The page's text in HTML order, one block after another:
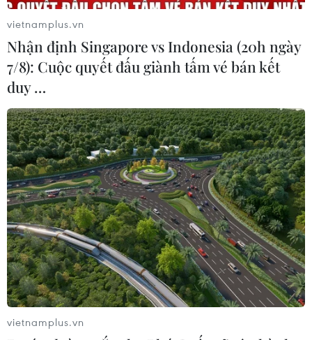
Tháp Bà Ponagar
06/09/2022 07:05
Những năm gần đây, ngành Văn hóa và Thể thao tỉnh
Khánh Hòa đã đưa hoạt động múa Chăm vào trình diễn
thường xuyên tại Di tích Tháp Bà Ponagar ở thành phố
Nha Trang để phục vụ người dân và du khách.
vietnamplus.vn
Nhận định Singapore vs Indonesia (20h ngày
7/8): Cuộc quyết đấu giành tấm vé bán kết
duy …
vietnamplus.vn